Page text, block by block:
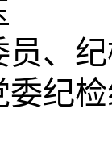
、
委纪